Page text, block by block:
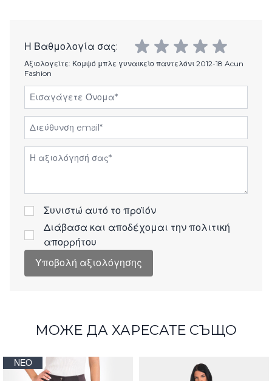
Η Βαθμολογία σας:
Αξιολογείτε: Κομψό μπλε γυναικείο παντελόνι 2012-18 Acun
Fashion
Εισαγάγετε Όνομα
Διεύθυνση email
Αξιολόγηση
Συνιστώ αυτό το προϊόν
Διάβασα και αποδέχομαι την πολιτική
απορρήτου
Υποβολή αξιολόγησης
МОЖЕ ДА ХАРЕСАТЕ СЪЩО
ΝΈΟ